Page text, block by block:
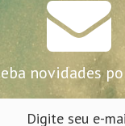
novidades